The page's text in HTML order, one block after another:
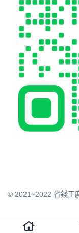
© 2021~2022 省錢王